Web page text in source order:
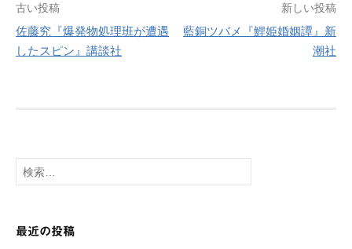
投
稿
ゲ
ー
シ
古い投稿
佐藤究『爆発物処理班が遭遇
したスピン』講談社
新しい投稿
藍銅ツバメ『鯉姫婚姻譚』新
潮社
検
索:
最近の投稿